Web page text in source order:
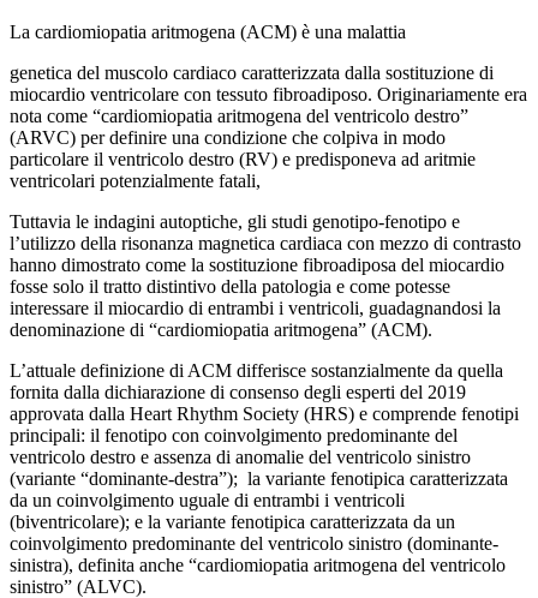
La cardiomiopatia aritmogena (ACM) è una malattia
genetica del muscolo cardiaco caratterizzata dalla sostituzione di
miocardio ventricolare con tessuto fibroadiposo. Originariamente era
nota come “cardiomiopatia aritmogena del ventricolo destro”
(ARVC) per definire una condizione che colpiva in modo
particolare il ventricolo destro (RV) e predisponeva ad aritmie
ventricolari potenzialmente fatali,
Tuttavia le indagini autoptiche, gli studi genotipo-fenotipo e
l’utilizzo della risonanza magnetica cardiaca con mezzo di contrasto
hanno dimostrato come la sostituzione fibroadiposa del miocardio
fosse solo il tratto distintivo della patologia e come potesse
interessare il miocardio di entrambi i ventricoli, guadagnandosi la
denominazione di “cardiomiopatia aritmogena” (ACM).
L’attuale definizione di ACM differisce sostanzialmente da quella
fornita dalla dichiarazione di consenso degli esperti del 2019
approvata dalla Heart Rhythm Society (HRS) e comprende fenotipi
principali: il fenotipo con coinvolgimento predominante del
ventricolo destro e assenza di anomalie del ventricolo sinistro
(variante “dominante-destra”); la variante fenotipica caratterizzata
da un coinvolgimento uguale di entrambi i ventricoli
(biventricolare); e la variante fenotipica caratterizzata da un
coinvolgimento predominante del ventricolo sinistro (dominante-
sinistra), definita anche “cardiomiopatia aritmogena del ventricolo
sinistro” (ALVC).